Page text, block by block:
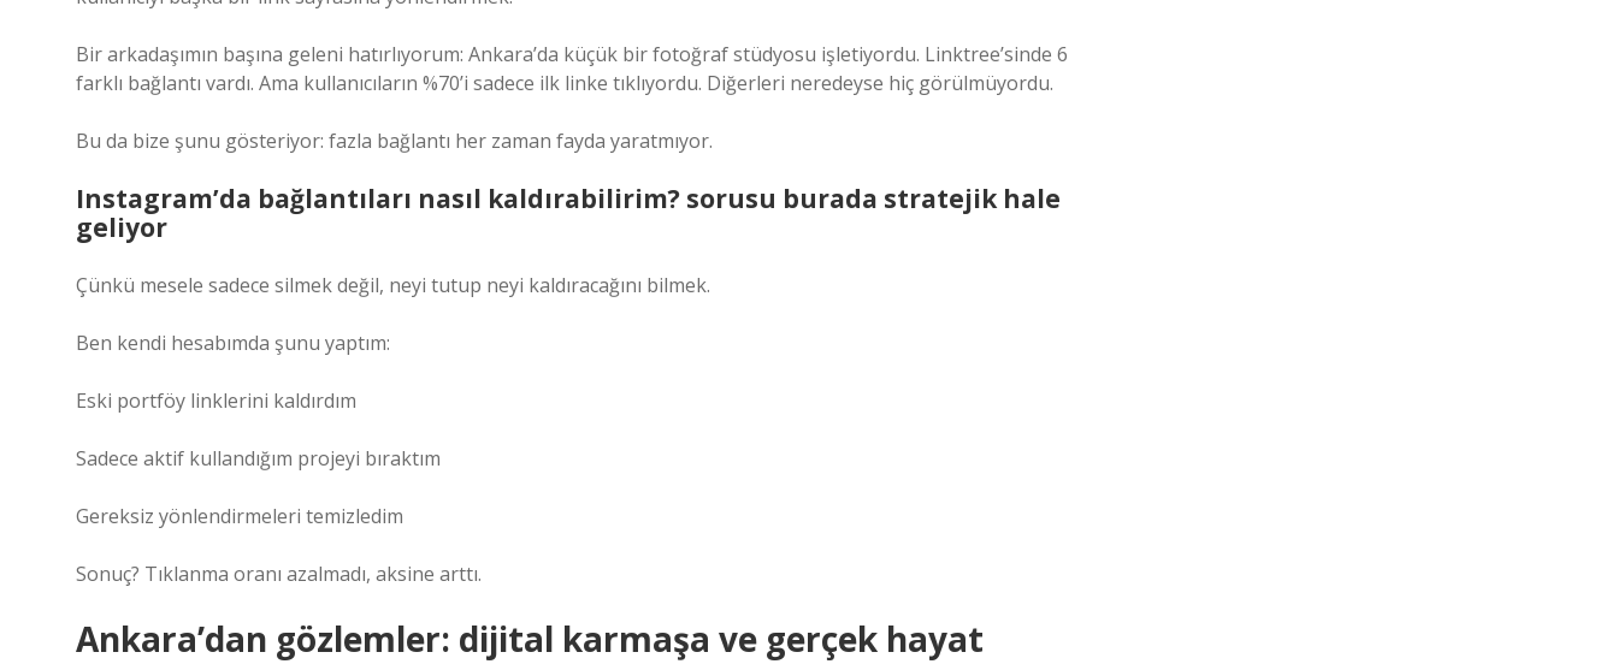
Bir arkadaşımın başına geleni hatırlıyorum: Ankara’da küçük bir fotoğraf stüdyosu işletiyordu. Linktree’sinde 6
farklı bağlantı vardı. Ama kullanıcıların %70’i sadece ilk linke tıklıyordu. Diğerleri neredeyse hiç görülmüyordu.
Bu da bize şunu gösteriyor: fazla bağlantı her zaman fayda yaratmıyor.
Instagram’da bağlantıları nasıl kaldırabilirim? sorusu burada stratejik hale
geliyor
Çünkü mesele sadece silmek değil, neyi tutup neyi kaldıracağını bilmek.
Ben kendi hesabımda şunu yaptım:
Eski portföy linklerini kaldırdım
Sadece aktif kullandığım projeyi bıraktım
Gereksiz yönlendirmeleri temizledim
Sonuç? Tıklanma oranı azalmadı, aksine arttı.
Ankara’dan gözlemler: dijital karmaşa ve gerçek hayat